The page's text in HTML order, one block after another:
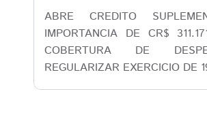
ABRE CREDITO
IMPORTANCIA DE CR$
COBERTURA DE
REGULARIZAR EXERCICIO DE